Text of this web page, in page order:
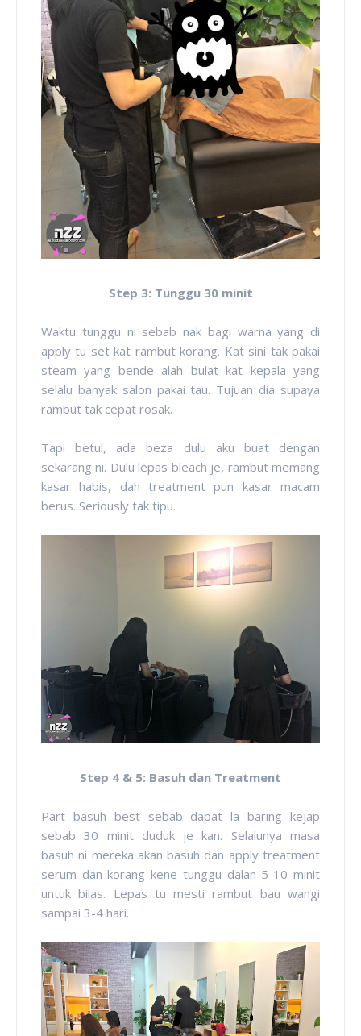
Step 3: Tunggu 30 minit
Waktu tunggu ni sebab nak bagi warna yang di
apply tu set kat rambut korang. Kat sini tak pakai
steam yang bende alah bulat kat kepala yang
selalu banyak salon pakai tau. Tujuan dia supaya
rambut tak cepat rosak.
Tapi betul, ada beza dulu aku buat dengan
sekarang ni. Dulu lepas bleach je, rambut memang
kasar habis, dah treatment pun kasar macam
berus. Seriously tak tipu.
Step 4 & 5: Basuh dan Treatment
Part basuh best sebab dapat la baring kejap
sebab 30 minit duduk je kan. Selalunya masa
basuh ni mereka akan basuh dan apply treatment
serum dan korang kene tunggu dalan 5-10 minit
untuk bilas. Lepas tu mesti rambut bau wangi
sampai 3-4 hari.